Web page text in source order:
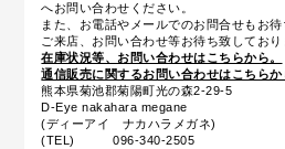
へお問い合わせください。
また、お電話やメールでのお問合せもお待
ご来店、お問い合わせ等お待ち致しており
在庫状況等、お問い合わせはこちらから。
通信販売に関するお問い合わせはこちらか
熊本県菊池郡菊陽町光の森2-29-5
D-Eye nakahara megane
(ディーアイ ナカハラメガネ)
(TEL) 096-340-2505